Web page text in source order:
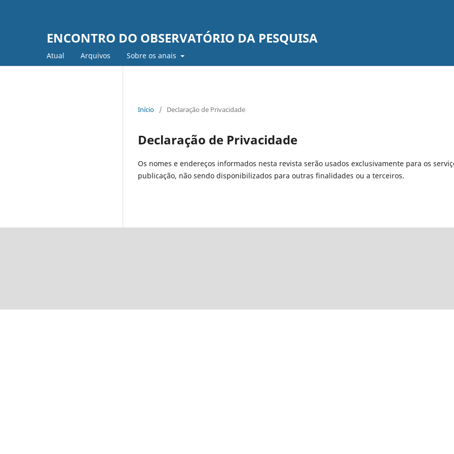
ENCONTRO DO OBSERVATÓRIO DA PESQUISA
Atual Arquivos Sobre os anais
Início / Declaração de Privacidade
Declaração de Privacidade
Os nomes e endereços informados nesta revista serão usados exclusivamente para os
publicação, não sendo disponibilizados para outras finalidades ou a terceiros.